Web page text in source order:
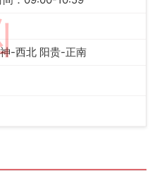
-西北 阳贵-正南